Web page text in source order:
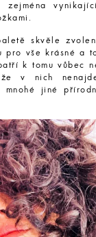
skvěle
pro vše krásné a
k tomu vůbec
v nich
jiné